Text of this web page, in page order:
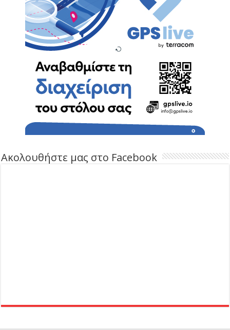
Ακολουθήστε μας στο Facebook